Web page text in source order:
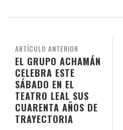
ARTÍCULO ANTERIOR
EL GRUPO ACHAMÁN
CELEBRA ESTE
SÁBADO EN EL
TEATRO LEAL SUS
CUARENTA AÑOS DE
TRAYECTORIA